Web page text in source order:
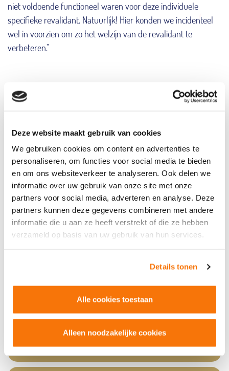
Deze website maakt gebruik van cookies
We gebruiken cookies om content en advertenties te
personaliseren, om functies voor social media te bieden
en om ons websiteverkeer te analyseren. Ook delen we
informatie over uw gebruik van onze site met onze
partners voor social media, adverteren en analyse. Deze
partners kunnen deze gegevens combineren met andere
informatie die u aan ze heeft verstrekt of die ze hebben
verzameld op basis van uw gebruik van hun services.
Details tonen
Alle cookies toestaan
Alleen noodzakelijke cookies
niet voldoende functioneel waren voor deze individuele
specifieke revalidant. Natuurlijk! Hier konden we incidenteel
wel in voorzien om zo het welzijn van de revalidant te
verbeteren.”
LEES MEER
9.0
Hoe klanten ons beoordelen?
DOWNLOAD JUBILEUMMAGAZINE
INTERVIEW CEES VERMEER